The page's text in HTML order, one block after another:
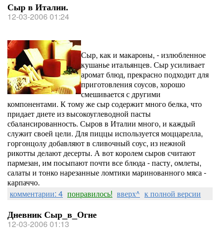
Сыр в Италии.
12-03-2006 01:24
Сыр, как и макароны, - излюбленное
кушанье итальянцев. Сыр усиливает
аромат блюд, прекрасно подходит для
приготовления соусов, хорошо
смешивается с другими
компонентами. К тому же сыр содержит много белка, что
придает диете из высокоуглеводной пасты
сбалансированность. Сыров в Италии много, и каждый
служит своей цели. Для пиццы используется моццарелла,
горгонцолу добавляют в сливочный соус, из нежной
рикотты делают десерты. А вот королем сыров считают
пармезан, им посыпают почти все блюда - пасту, омлеты,
салаты и тонко нарезанные ломтики маринованного мяса -
карпаччо.
комментарии: 4 понравилось! вверх^ к полной версии
Дневник Сыр_в_Огне
12-03-2006 01:13